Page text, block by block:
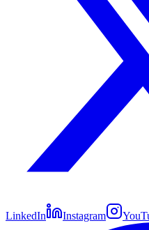
LinkedIn Instagram